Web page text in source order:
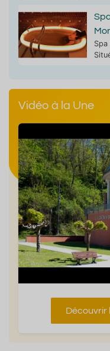
Vidéo à la Une
Découvrir